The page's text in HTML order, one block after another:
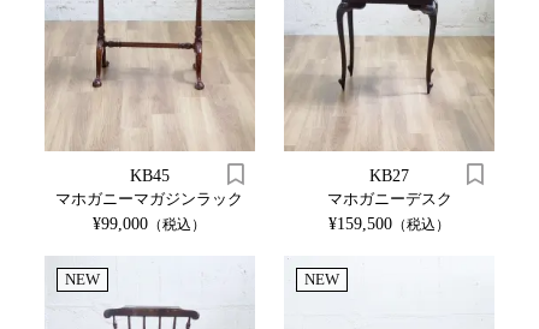
KB45
マホガニーマガジンラック
¥99,000 （税込）
KB27
マホガニーデスク
¥159,500 （税込）
NEW NEW